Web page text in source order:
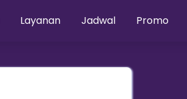
Layanan Jadwal Promo